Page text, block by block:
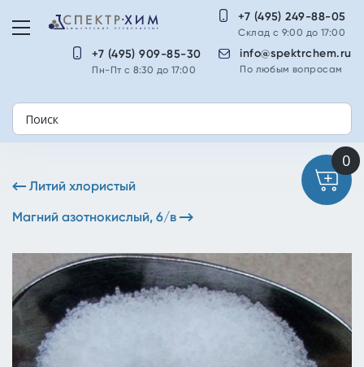
info@spektrchem.ru
По любым вопросам
+7 (495) 249-88-05
Склад с 9:00 до 17:00
+7 (495) 909-85-30
Пн-Пт с 8:30 до 17:00
Литий хлористый
Магний азотнокислый, 6/в